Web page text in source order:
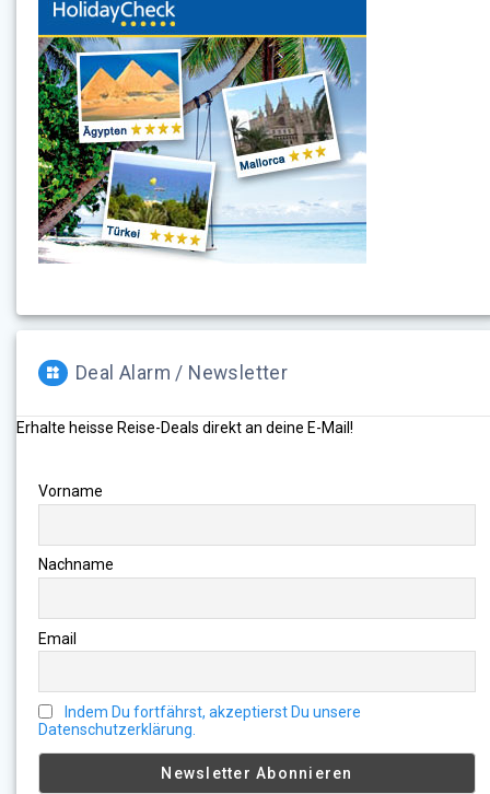
Deal Alarm / Newsletter
Erhalte heisse Reise-Deals direkt an deine E-Mail!
Vorname
Nachname
Email
Indem Du fortfährst, akzeptierst Du unsere
Datenschutzerklärung.